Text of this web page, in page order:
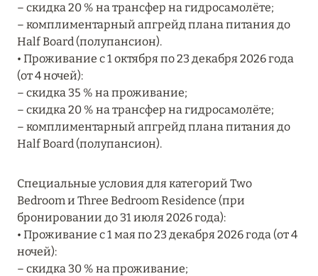
04 апреля 2025
ATLANTIS THE PALM: НОВЫЙ ПАКЕТ
НАПИТКОВ ДЛЯ HB И FB
Подробнее
13 февраля 2025
СКИДКИ ДО 30 % ОТ СУММЫ КОНТРАКТА НА
РАЗМЕЩЕНИЕ ВЕСНОЙ
Подробнее
11 декабря 2024
– скидка 20 % на трансфер на гидросамолёте;
– комплиментарный апгрейд плана питания до
Half Board (полупансион).
• Проживание с 1 октября по 23 декабря 2026 года
(от 4 ночей):
– скидка 35 % на проживание;
– скидка 20 % на трансфер на гидросамолёте;
– комплиментарный апгрейд плана питания до
Half Board (полупансион).
Специальные условия для категорий Two
Bedroom и Three Bedroom Residence (при
бронировании до 31 июля 2026 года):
• Проживание с 1 мая по 23 декабря 2026 года (от 4
ночей):
– скидка 30 % на проживание;